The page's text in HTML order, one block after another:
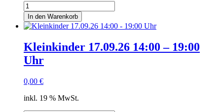
Erwachsene
17.09.26
14:00
-
19:00
Uhr
Menge
In den Warenkorb
Kleinkinder 17.09.26 14:00 – 19:00
Uhr
0,00 €
inkl. 19 % MwSt.